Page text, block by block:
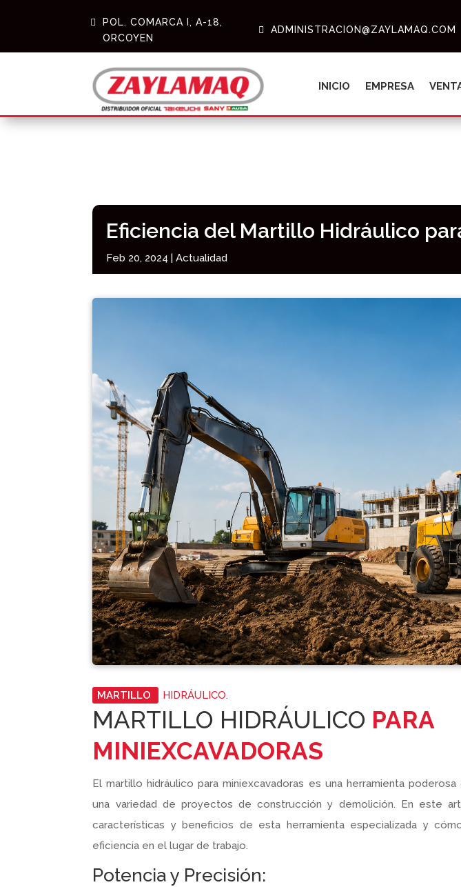
POL. COMARCA I, A-18,
ORCOYEN
ADMINISTRACION@ZAYLAMAQ.COM
INICIO EMPRESA
Eficiencia del Martillo Hidráulico
Feb 20, 2024 |Actualidad
MARTILLO HIDRÁULICO.
MARTILLO HIDRÁULICO PARA
MINIEXCAVADORAS
El martillo hidráulico para miniexcavadoras es una herramienta
una variedad de proyectos de construcción y demolición. En este
características y beneficios de esta herramienta especializada y
eficiencia en el lugar de trabajo.
Potencia y Precisión: